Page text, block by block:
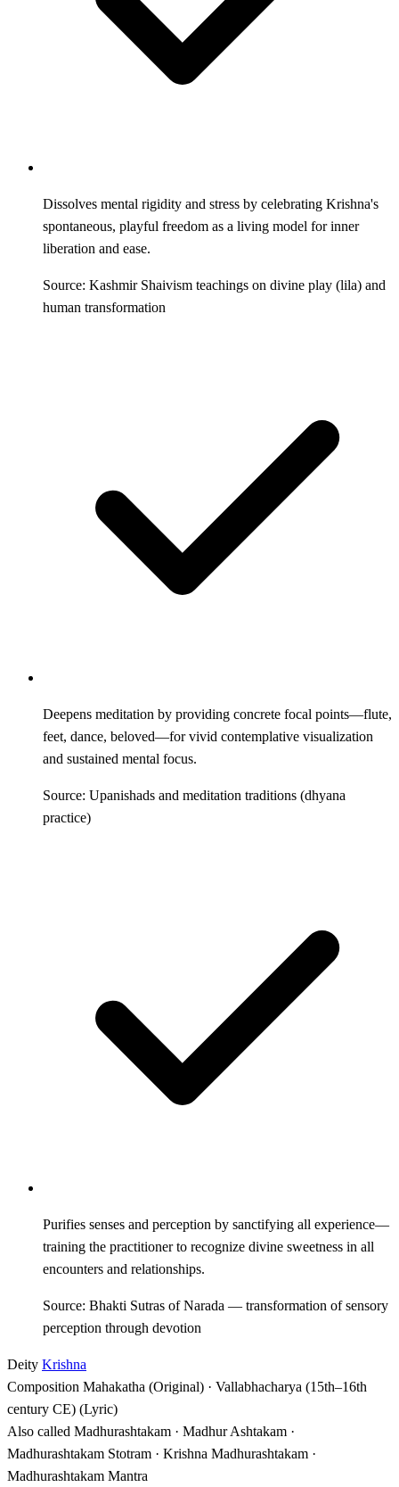
Dissolves mental rigidity and stress by celebrating Krishna's
spontaneous, playful freedom as a living model for inner
liberation and ease.
Source: Kashmir Shaivism teachings on divine play (lila) and
human transformation
Deepens meditation by providing concrete focal points—flute,
feet, dance, beloved—for vivid contemplative visualization
and sustained mental focus.
Source: Upanishads and meditation traditions (dhyana
practice)
Purifies senses and perception by sanctifying all experience—
training the practitioner to recognize divine sweetness in all
encounters and relationships.
Source: Bhakti Sutras of Narada — transformation of sensory
perception through devotion
Deity Krishna
Composition Mahakatha (Original) · Vallabhacharya (15th–16th
century CE) (Lyric)
Also called Madhurashtakam · Madhur Ashtakam ·
Madhurashtakam Stotram · Krishna Madhurashtakam ·
Madhurashtakam Mantra